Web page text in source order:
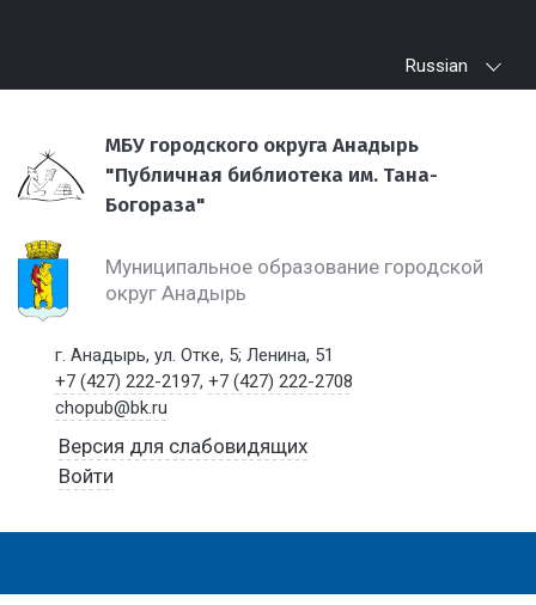
Russian
МБУ городского округа Анадырь
"Публичная библиотека им. Тана-
Богораза"
Муниципальное образование городской
округ Анадырь
г. Анадырь, ул. Отке, 5; Ленина, 51
+7 (427) 222-2197,+7 (427) 222-2708
chopub@bk.ru
Версия для слабовидящих
Войти